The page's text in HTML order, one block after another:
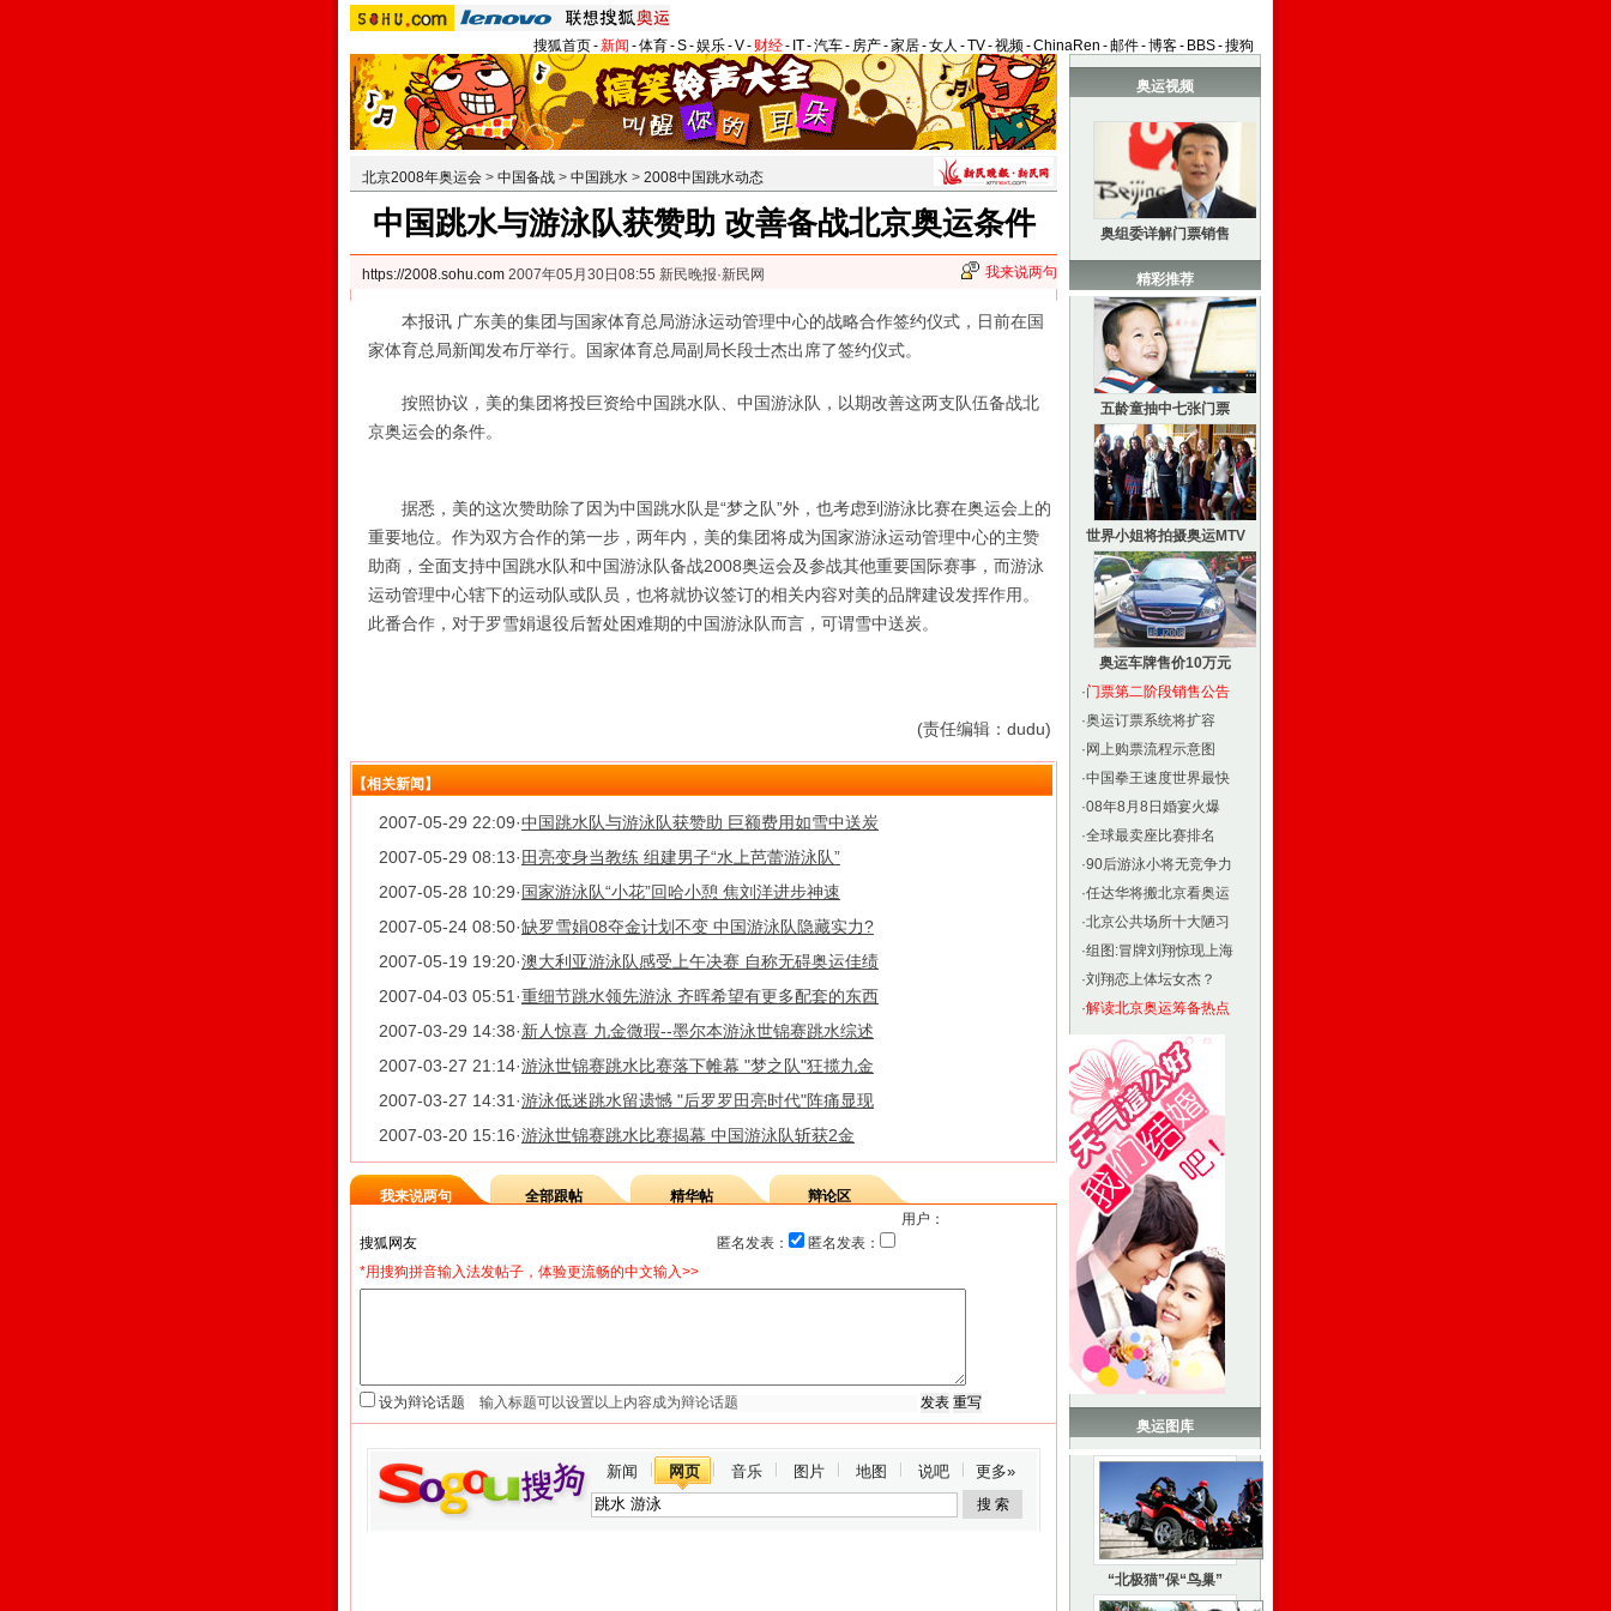
搜狐首页-新闻 -体育-S-娱乐-V- 财经- IT-汽车- 房产-家居-女人 -TV-视频-ChinaRen -邮件-博客- BBS-搜狗
北京2008年奥运会 > 中国备战 > 中国跳水 > 2008中国跳水动态
中国跳水与游泳队获赞助 改善备战北京奥运条件
https://2008.sohu.com 2007年05月30日08:55 新民晚报·新民网 我来说两句
本报讯 广东美的集团与国家体育总局游泳运动管理中心的战略合作签约仪式，日前在国
家体育总局新闻发布厅举行。国家体育总局副局长段士杰出席了签约仪式。
按照协议，美的集团将投巨资给中国跳水队、中国游泳队，以期改善这两支队伍备战北
京奥运会的条件。
据悉，美的这次赞助除了因为中国跳水队是“梦之队”外，也考虑到游泳比赛在奥运会上的
重要地位。作为双方合作的第一步，两年内，美的集团将成为国家游泳运动管理中心的主赞
助商，全面支持中国跳水队和中国游泳队备战2008奥运会及参战其他重要国际赛事，而游泳
运动管理中心辖下的运动队或队员，也将就协议签订的相关内容对美的品牌建设发挥作用。
此番合作，对于罗雪娟退役后暂处困难期的中国游泳队而言，可谓雪中送炭。
(责任编辑：dudu)
【相关新闻】
2007-05-29 22:09·中国跳水队与游泳队获赞助 巨额费用如雪中送炭
2007-05-29 08:13· 田亮变身当教练 组建男子“水上芭蕾游泳队”
2007-05-28 10:29· 国家游泳队“小花”回哈小憩 焦刘洋进步神速
2007-05-24 08:50·缺罗雪娟08夺金计划不变 中国游泳队隐藏实力?
2007-05-19 19:20·澳大利亚游泳队感受上午决赛 自称无碍奥运佳绩
2007-04-03 05:51 ·重细节跳水领先游泳 齐晖希望有更多配套的东西
2007-03-29 14:38·新人惊喜 九金微瑕--墨尔本游泳世锦赛跳水综述
2007-03-27 21:14·游泳世锦赛跳水比赛落下帷幕 "梦之队"狂揽九金
2007-03-27 14:31 ·游泳低迷跳水留遗憾 "后罗罗田亮时代"阵痛显现
2007-03-20 15:16·游泳世锦赛跳水比赛揭幕 中国游泳队斩获2金
我来说两句 全部跟帖 精华帖
辩论区
用户：
匿名发表：
匿名发表：
*用搜狗拼音输入法发帖子，体验更流畅的中文输入>>
设为辩论话题
新闻 网页 音乐 图片 地图 说吧 更多»
奥运视频
奥组委详解门票销售
精彩推荐
五龄童抽中七张门票
世界小姐将拍摄奥运MTV
奥运车牌售价10万元
·门票第二阶段销售公告
·奥运订票系统将扩容
· 网上购票流程示意图
·中国拳王速度世界最快
·08年8月8日婚宴火爆
·全球最卖座比赛排名
·90后游泳小将无竞争力
·任达华将搬北京看奥运
·北京公共场所十大陋习
·组图:冒牌刘翔惊现上海
·刘翔恋上体坛女杰？
·解读北京奥运筹备热点
奥运图库
“北极猫”保“鸟巢”